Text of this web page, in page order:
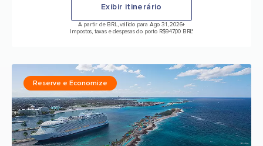
Exibir itinerário
A partir de BRL, válido para Ago 31, 2026+
Impostos, taxas e despesas do porto R$947,00 BRL*
Reserve e Economize